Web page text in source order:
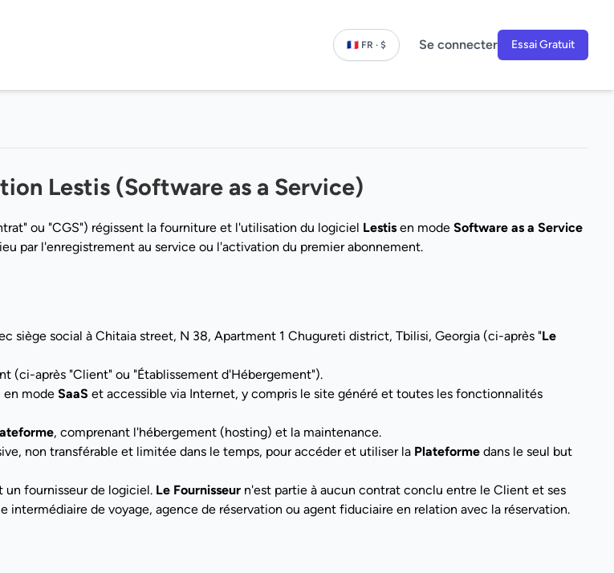
🇫🇷 FR · $ Se connecter Essai Gratuit
Lestis (Software as a Service)
ou "CGS") régissent la fourniture et l'utilisation du logiciel Lestis en mode Software as a Service
par l'enregistrement au service ou l'activation du premier abonnement.
siège social à Chitaia street, N 38, Apartment 1 Chugureti district, Tbilisi, Georgia (ci-après "Le
(ci-après "Client" ou "Établissement d'Hébergement").
en mode SaaS et accessible via Internet, y compris le site généré et toutes les fonctionnalités
, comprenant l'hébergement (hosting) et la maintenance.
non transférable et limitée dans le temps, pour accéder et utiliser la Plateforme dans le seul but
un fournisseur de logiciel. Le Fournisseur n'est partie à aucun contrat conclu entre le Client et ses
de voyage, agence de réservation ou agent fiduciaire en relation avec la réservation.